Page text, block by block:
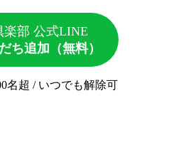
楽部 公式LINE
ち追加（無料）
名超 / いつでも解除可